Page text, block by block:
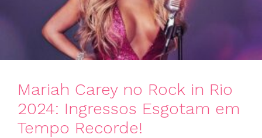
Mariah Carey no Rock in Rio
2024: Ingressos Esgotam em
Tempo Recorde!